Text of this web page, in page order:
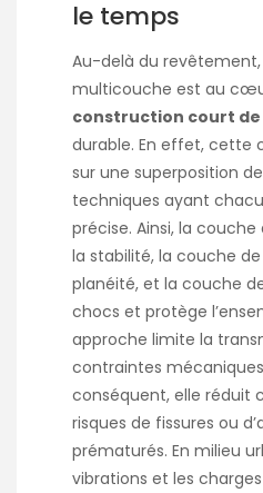
le temps
Au-delà du
multicouche est au
construction court de
durable. En effet, cette
sur une superposition
techniques ayant
précise. Ainsi, la
la stabilité, la couche
planéité, et la couche
chocs et protège
approche limite la
contraintes mécaniques
conséquent, elle réduit
risques de fissures ou
prématurés. En milieu
vibrations et les